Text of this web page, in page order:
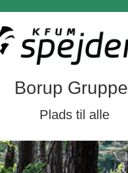
Borup Gruppe
Plads til alle